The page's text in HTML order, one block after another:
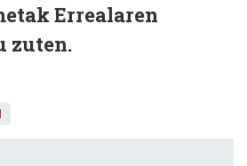
Errealaren
zuten.